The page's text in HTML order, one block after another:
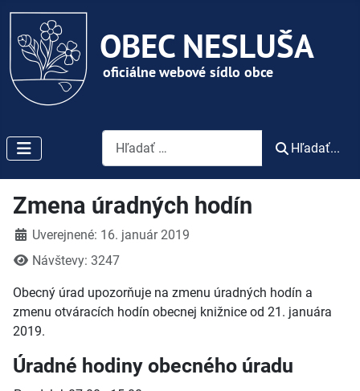
Vyhľadávanie
Hľadať...
Zmena úradných hodín
DetailyUverejnené: 16. január 2019
Návštevy: 3247
Obecný úrad upozorňuje na zmenu úradných hodín a
zmenu otváracích hodín obecnej knižnice od 21. januára
2019.
Úradné hodiny obecného úradu